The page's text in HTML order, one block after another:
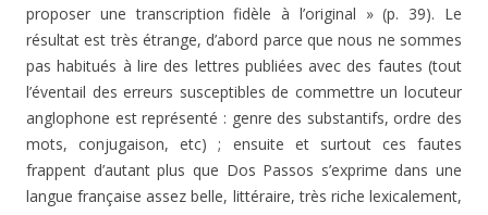
proposer une transcription fidèle à l’original » (p. 39). Le
résultat est très étrange, d’abord parce que nous ne sommes
pas habitués à lire des lettres publiées avec des fautes (tout
l’éventail des erreurs susceptibles de commettre un locuteur
anglophone est représenté : genre des substantifs, ordre des
mots, conjugaison, etc) ; ensuite et surtout ces fautes
frappent d’autant plus que Dos Passos s’exprime dans une
langue française assez belle, littéraire, très riche lexicalement,